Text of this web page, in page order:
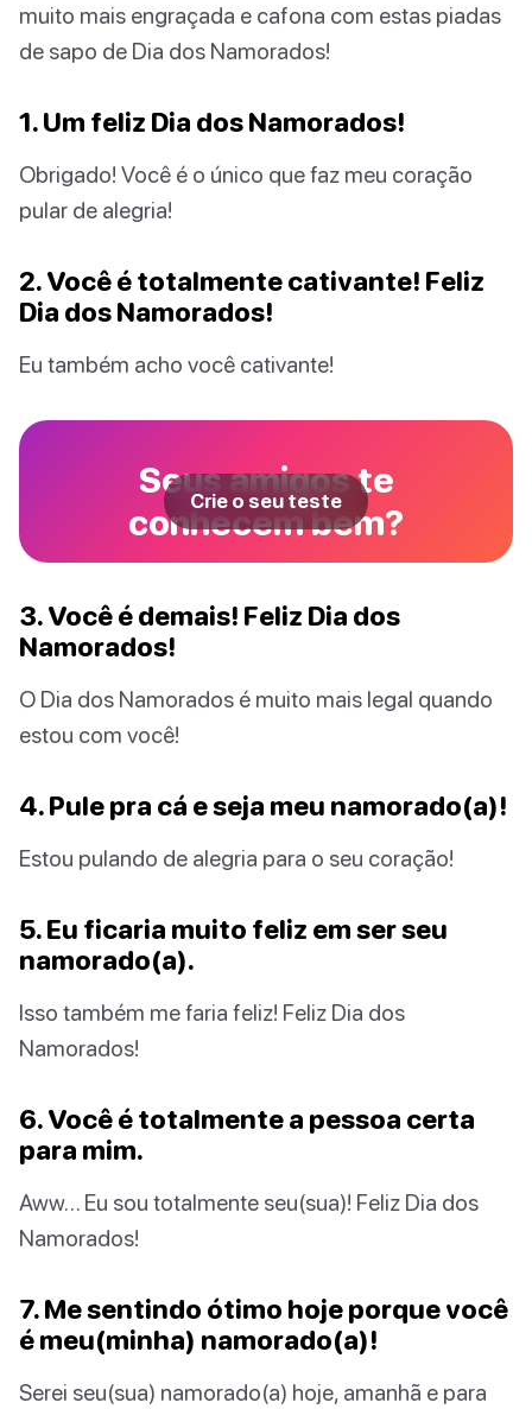
muito mais engraçada e cafona com estas piadas
de sapo de Dia dos Namorados!
1. Um feliz Dia dos Namorados!
Obrigado! Você é o único que faz meu coração
pular de alegria!
2. Você é totalmente cativante! Feliz
Dia dos Namorados!
Eu também acho você cativante!
Seus amigos te
conhecem bem?
Crie o seu teste
3. Você é demais! Feliz Dia dos
Namorados!
O Dia dos Namorados é muito mais legal quando
estou com você!
4. Pule pra cá e seja meu namorado(a)!
Estou pulando de alegria para o seu coração!
5. Eu ficaria muito feliz em ser seu
namorado(a).
Isso também me faria feliz! Feliz Dia dos
Namorados!
6. Você é totalmente a pessoa certa
para mim.
Aww… Eu sou totalmente seu(sua)! Feliz Dia dos
Namorados!
7. Me sentindo ótimo hoje porque você
é meu(minha) namorado(a)!
Serei seu(sua) namorado(a) hoje, amanhã e para